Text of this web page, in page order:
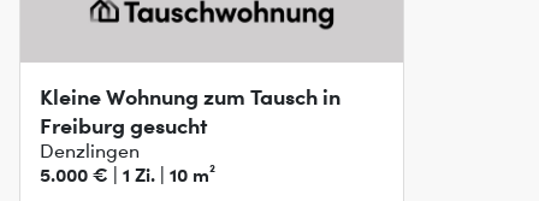
Kleine Wohnung zum Tausch in
Freiburg gesucht
Denzlingen
5.000 € | 1 Zi. | 10 m²